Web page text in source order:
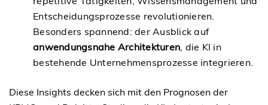
Entscheidungsprozesse revolutionieren.
Besonders spannend: der Ausblick auf
anwendungsnahe Architekturen , die KI in
bestehende Unternehmensprozesse integrieren.
Diese Insights decken sich mit den Prognosen der